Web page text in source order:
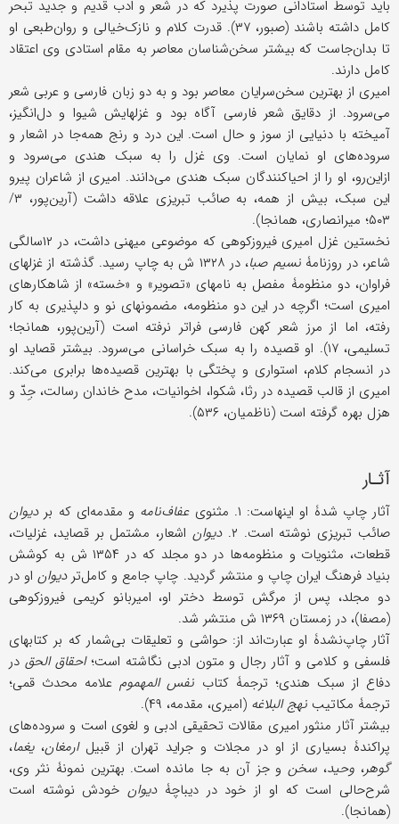
باید توسط استادانی صورت پذیرد که در شعر و ادب قدیم و جدید تبحر
کامل داشته باشند (صبور، ۳۷). قدرت کلام و نازک‌خیالی و روان‌طبعی او
تا بدان‌جاست که بیشتر سخن‌شناسان معاصر به مقام استادی وی اعتقاد
کامل دارند.
امیری از بهترین سخن‌سرایان معاصر بود و به دو زبان فارسی و عربی شعر
می‌سرود. از دقایق شعر فارسی آگاه بود و غزلهایش شیوا و دل‌انگیز،
آمیخته با دنیایی از سوز و حال است. این درد و رنج همه‌جا در اشعار و
سروده‌های او نمایان است. وی غزل را به سبک هندی می‌سرود و
ازاین‌رو، او را از احیاکنندگان سبک هندی می‌دانند. امیری از شاعران پیرو
این سبک، بیش از همه، به صائب تبریزی علاقه داشت (آرین‌پور، ۳/
۵۰۳؛ میرانصاری، همانجا).
نخستین غزل امیری فیروزکوهی که موضوعی میهنی داشت، در ۱۲سالگی
شاعر، در روزنامۀنسیم صبا
، در ۱۳۲۸ ش به چاپ رسید. گذشته از غزلهای
فراوان، دو منظومۀ مفصل به نامهای «تصویر» و «خسته» از شاهکارهای
امیری است؛ اگرچه در این دو منظومه، مضمونهای نو و دلپذیری به کار
رفته، اما از مرز شعر کهن فارسی فراتر نرفته است (آرین‌پور، همانجا؛
تسلیمی، ۱۷). او قصیده را به سبک خراسانی می‌سرود. بیشتر قصاید او
در انسجام کلام، استواری و پختگی با بهترین قصیده‌ها برابری می‌کند.
امیری از قالب قصیده در رثا، شکوا، اخوانیات، مدح خاندان رسالت، جِدّ و
هزل بهره گرفته است (ناظمیان، ۵۳۶).
آثـار
آثار چاپ شدۀ او اینهاست: ۱. مثنوی عفاف‌نامه و مقدمه‌ای که بردیوان
صائب تبریزی نوشته است. ۲.
دیوان اشعار، مشتمل بر قصاید، غزلیات،
قطعات، مثنویات و منظومه‌ها در دو مجلد که در ۱۳۵۴ ش به کوشش
بنیاد فرهنگ ایران چاپ و منتشر گردید. چاپ جامع و کامل‌تردیوان او در
دو مجلد، پس از مرگش توسط دختر او، امیربانو کریمی فیروزکوهی
(مصفا)، در زمستان ۱۳۶۹ ش منتشر شد.
آثار چاپ‌نشدۀ او عبارت‌اند از: حواشی و تعلیقات بی‌شمار که بر کتابهای
فلسفی و کلامی و آثار رجال و متون ادبی نگاشته است؛احقاق الحق در
دفاع از سبک هندی؛ ترجمۀ کتاب نفس المهمومعلامه محدث قمی؛
ترجمۀ مکاتیب نهج البلاغه (امیری، مقدمه، ۴۹).
بیشتر آثار منثور امیری مقالات تحقیقی ادبی و لغوی است و سروده‌های
پراکندۀ بسیاری از او در مجلات و جراید تهران از قبیلارمغان،یغما،
گوهر، وحید، سخن و جز آن به جا مانده است. بهترین نمونۀ نثر وی،
شرح‌حالی است که او از خود در دیباچۀدیوان خودش نوشته است
(همانجا).